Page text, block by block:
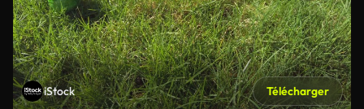
iStock Télécharger